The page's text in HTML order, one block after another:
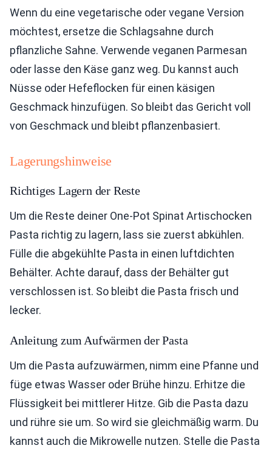
Wenn du eine vegetarische oder vegane Version
möchtest, ersetze die Schlagsahne durch
pflanzliche Sahne. Verwende veganen Parmesan
oder lasse den Käse ganz weg. Du kannst auch
Nüsse oder Hefeflocken für einen käsigen
Geschmack hinzufügen. So bleibt das Gericht voll
von Geschmack und bleibt pflanzenbasiert.
Lagerungshinweise
Richtiges Lagern der Reste
Um die Reste deiner One-Pot Spinat Artischocken
Pasta richtig zu lagern, lass sie zuerst abkühlen.
Fülle die abgekühlte Pasta in einen luftdichten
Behälter. Achte darauf, dass der Behälter gut
verschlossen ist. So bleibt die Pasta frisch und
lecker.
Anleitung zum Aufwärmen der Pasta
Um die Pasta aufzuwärmen, nimm eine Pfanne und
füge etwas Wasser oder Brühe hinzu. Erhitze die
Flüssigkeit bei mittlerer Hitze. Gib die Pasta dazu
und rühre sie um. So wird sie gleichmäßig warm. Du
kannst auch die Mikrowelle nutzen. Stelle die Pasta